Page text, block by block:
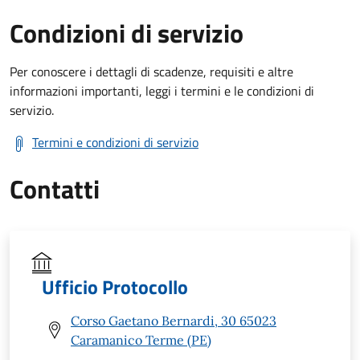
Condizioni di servizio
Per conoscere i dettagli di scadenze, requisiti e altre
informazioni importanti, leggi i termini e le condizioni di
servizio.
Termini e condizioni di servizio
Contatti
Ufficio Protocollo
Corso Gaetano Bernardi, 30 65023
Caramanico Terme (PE)